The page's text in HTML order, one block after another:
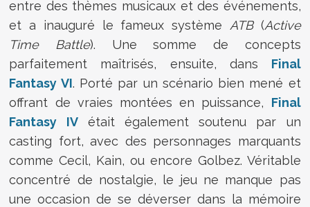
entre des thèmes musicaux et des événements,
et a inauguré le fameux système ATB(Active
Time Battle). Une somme de concepts
parfaitement maîtrisés, ensuite, dans Final
Fantasy VI. Porté par un scénario bien mené et
offrant de vraies montées en puissance, Final
Fantasy IVétait également soutenu par un
casting fort, avec des personnages marquants
comme Cecil, Kain, ou encore Golbez. Véritable
concentré de nostalgie, le jeu ne manque pas
une occasion de se déverser dans la mémoire